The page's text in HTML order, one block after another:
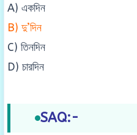
A) একদিন
B) দু’দিন
C) তিনদিন
D) চারদিন
SAQ:-